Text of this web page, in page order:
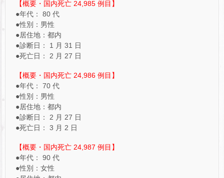
【概要・国内死亡 24,985 例目】
●年代： 80 代
●性別：男性
●居住地：都内
●診断日： 1 月 31 日
●死亡日： 2 月 27 日
【概要・国内死亡 24,986 例目】
●年代： 70 代
●性別：男性
●居住地：都内
●診断日： 2 月 27 日
●死亡日： 3 月 2 日
【概要・国内死亡 24,987 例目】
●年代： 90 代
●性別：女性